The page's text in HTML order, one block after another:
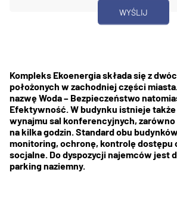
Kompleks Ekoenergia składa się z
położonych w zachodniej części
nazwę Woda – Bezpieczeństwo
Efektywność. W budynku istnieje
wynajmu sal konferencyjnych, zarówno
na kilka godzin. Standard obu
monitoring, ochronę, kontrolę dostępu
socjalne. Do dyspozycji najemców jest
parking naziemny.